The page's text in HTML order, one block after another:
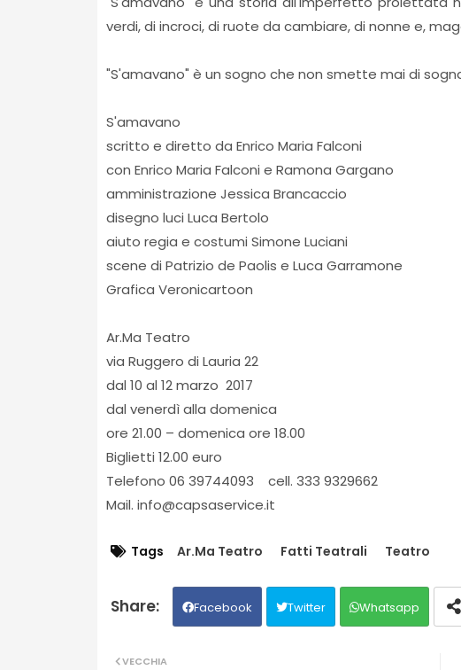
verdi, di incroci, di ruote da cambiare, di nonne e,
"S'amavano" è un sogno che non smette mai di
S'amavano
scritto e diretto da Enrico Maria Falconi
con Enrico Maria Falconi e Ramona Gargano
amministrazione Jessica Brancaccio
disegno luci Luca Bertolo
aiuto regia e costumi Simone Luciani
scene di Patrizio de Paolis e Luca Garramone
Grafica Veronicartoon
Ar.Ma Teatro
via Ruggero di Lauria 22
dal 10 al 12 marzo 2017
dal venerdì alla domenica
ore 21.00 – domenica ore 18.00
Biglietti 12.00 euro
Telefono 06 39744093 cell. 333 9329662
Mail. info@capsaservice.it
Tags Ar.Ma Teatro Fatti Teatrali Teatro
Facebook Twitter Whatsapp
VECCHIA